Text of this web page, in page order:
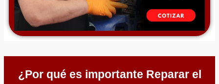
¿Por qué es importante Reparar el